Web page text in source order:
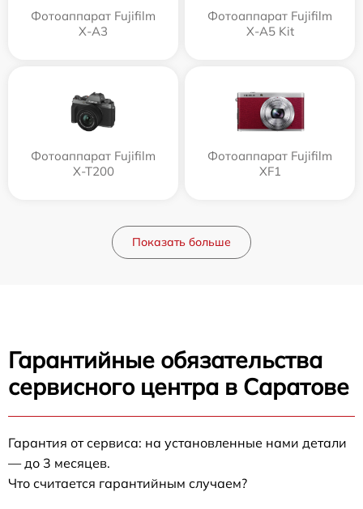
Фотоаппарат Fujifilm
X-A3
Фотоаппарат Fujifilm
X-A5 Kit
Фотоаппарат Fujifilm
X-T200
Фотоаппарат Fujifilm
XF1
Показать больше
Гарантийные обязательства
сервисного центра в Саратове
Гарантия от сервиса: на установленные нами детали
— до 3 месяцев.
Что считается гарантийным случаем?